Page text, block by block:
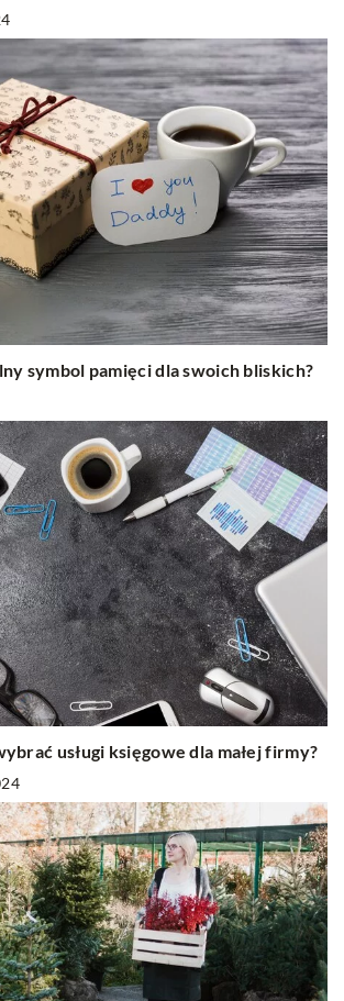
symbol pamięci dla swoich bliskich?
usługi księgowe dla małej firmy?